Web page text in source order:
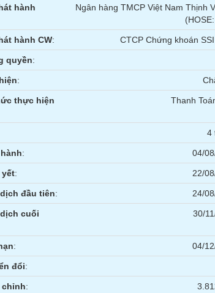
hành
Ngân hàng TMCP Việt Nam Thịnh
hành CW: CTCP Chứng khoán
quyền:
:
thực hiện
Thanh
4
: 04/
yết: 22/
đầu tiên: 24/
cuối
30/
: 04/
đổi:
chỉnh: